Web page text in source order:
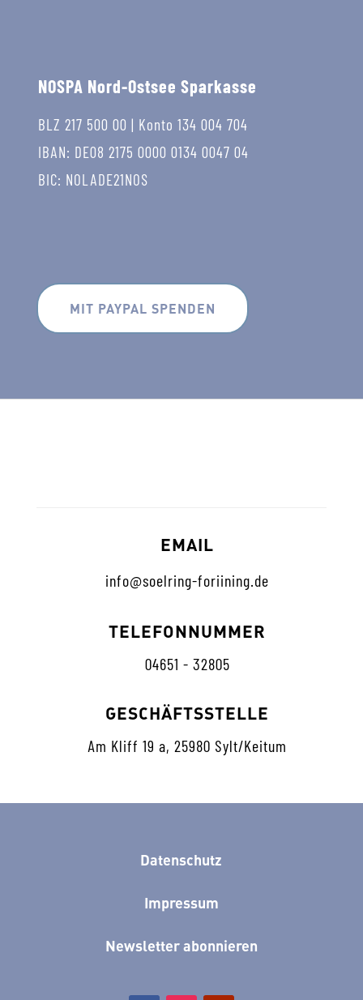
NOSPA Nord-Ostsee Sparkasse
BLZ 217 500 00 | Konto 134 004 704
IBAN: DE08 2175 0000 0134 0047 04
BIC: NOLADE21NOS
MIT PAYPAL SPENDEN
EMAIL
info@soelring-foriining.de
TELEFONNUMMER
04651 - 32805
GESCHÄFTSSTELLE
Am Kliff 19 a, 25980 Sylt/Keitum
Datenschutz
Impressum
Newsletter abonnieren